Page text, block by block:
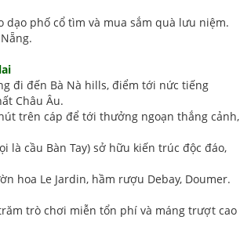
dạo phố cổ tìm và mua sắm quà lưu niệm.
đi đến Bà Nà hills, điểm tới nức tiếng
Châu Âu.
trên cáp để tới thưởng ngoạn thắng cảnh,
là cầu Bàn Tay) sở hữu kiến trúc độc đáo,
hoa Le Jardin, hầm rượu Debay, Doumer.
trò chơi miễn tổn phí và máng trượt cao